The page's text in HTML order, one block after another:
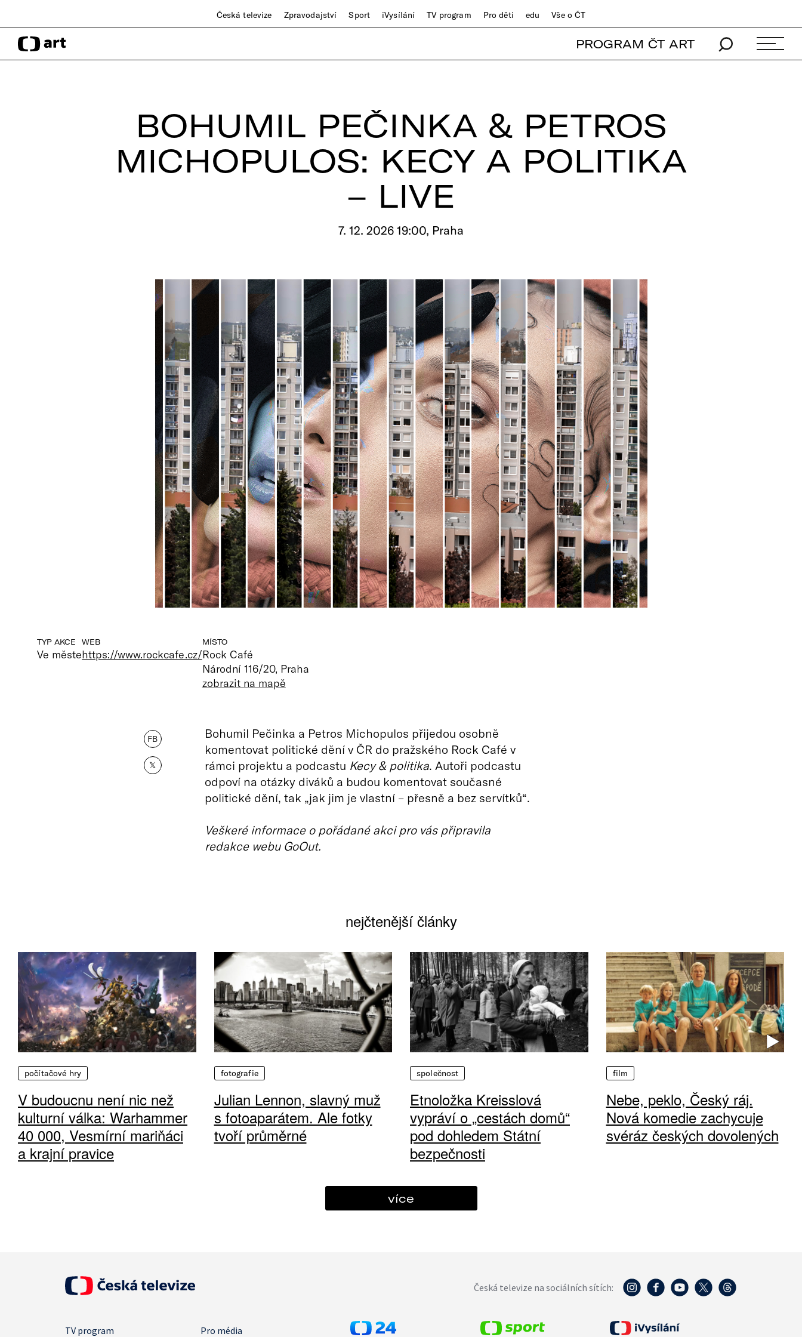
Česká televize Zpravodajství Sport iVysílání TV program Pro děti edu Vše o ČT
PROGRAM ČT ART
BOHUMIL PEČINKA & PETROS
MICHOPULOS: KECY A POLITIKA
– LIVE
7. 12. 2026 19:00, Praha
TYP AKCE
Ve měste
WEB
https://www.rockcafe.cz/
MÍSTO
Rock Café
Národní 116/20, Praha
zobrazit na mapě
FB
𝕏
Bohumil Pečinka a Petros Michopulos přijedou osobně
komentovat politické dění v ČR do pražského Rock Café v
rámci projektu a podcastu Kecy & politika. Autoři podcastu
odpoví na otázky diváků a budou komentovat současné
politické dění, tak „jak jim je vlastní – přesně a bez servítků“.
Veškeré informace o pořádané akci pro vás připravila
redakce webu GoOut.
nejčtenější články
počítačové hry
V budoucnu není nic než
kulturní válka: Warhammer
40 000, Vesmírní mariňáci
a krajní pravice
fotografie
Julian Lennon, slavný muž
s fotoaparátem. Ale fotky
tvoří průměrné
společnost
Etnoložka Kreisslová
vypráví o „cestách domů“
pod dohledem Státní
bezpečnosti
film
Nebe, peklo, Český ráj.
Nová komedie zachycuje
svéráz českých dovolených
více
Česká televize na sociálních sítích:
TV program Pro média